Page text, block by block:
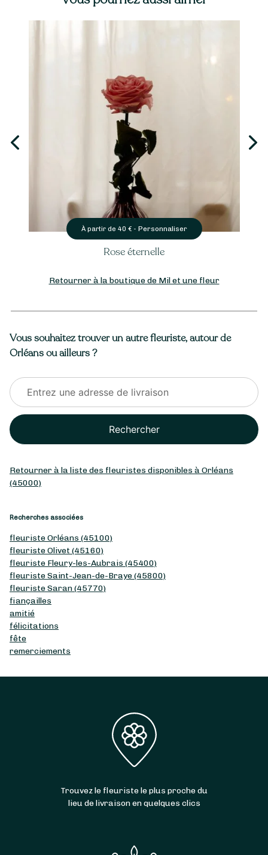
À partir de 40 € - Personnaliser
Rose éternelle
Retourner à la boutique de Mil et une fleur
Vous souhaitez trouver un autre fleuriste, autour de
Orléans ou ailleurs ?
Rechercher
Retourner à la liste des fleuristes disponibles à Orléans
(45000)
Recherches associées
fleuriste Orléans (45100)
fleuriste Olivet (45160)
fleuriste Fleury-les-Aubrais (45400)
fleuriste Saint-Jean-de-Braye (45800)
fleuriste Saran (45770)
fiançailles
amitié
félicitations
fête
remerciements
Trouvez le fleuriste le plus proche du
lieu de livraison en quelques clics